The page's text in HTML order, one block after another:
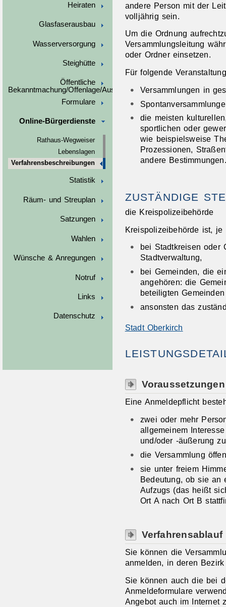
Heiraten
Glasfaserausbau
Wasserversorgung
Steighütte
Öffentliche
Bekanntmachung/Offenlage/Ausschreibungen
Formulare
Online-Bürgerdienste
Rathaus-Wegweiser
Lebenslagen
Verfahrensbeschreibungen
Statistik
Räum- und Streuplan
Satzungen
Wahlen
Wünsche & Anregungen
Notruf
Links
Datenschutz
andere Person mit der
volljährig sein.
Um die Ordnung
Versammlungsleitung
oder Ordner einsetzen.
Für folgende
Versammlungen in
die meisten
sportlichen oder
wie beispielsweise
Prozessionen,
andere Bestimmungen.
ZUSTÄNDIGE
die Kreispolizeibehörde
Kreispolizeibehörde ist, je
bei Stadtkreisen oder
Stadtverwaltung,
bei Gemeinden, die
angehören: die
beteiligten
ansonsten das
Stadt Oberkirch
Voraussetzungen
Eine Anmeldepflicht
zwei oder mehr
allgemeinem
und/oder -äußerung
die Versammlung
sie unter freiem
Bedeutung, ob sie an
Aufzugs (das heißt
Ort A nach Ort B
Verfahrensablauf
Sie können die
anmelden, in deren
Sie können auch die bei
Anmeldeformulare
Angebot auch im Internet